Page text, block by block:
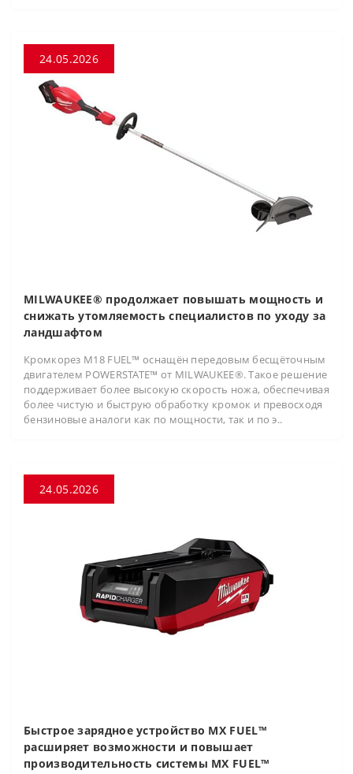
24.05.2026
MILWAUKEE® продолжает повышать мощность и
снижать утомляемость специалистов по уходу за
ландшафтом
Кромкорез M18 FUEL™ оснащён передовым бесщёточным
двигателем POWERSTATE™ от MILWAUKEE®. Такое решение
поддерживает более высокую скорость ножа, обеспечивая
более чистую и быструю обработку кромок и превосходя
бензиновые аналоги как по мощности, так и по э..
24.05.2026
Быстрое зарядное устройство MX FUEL™
расширяет возможности и повышает
производительность системы MX FUEL™